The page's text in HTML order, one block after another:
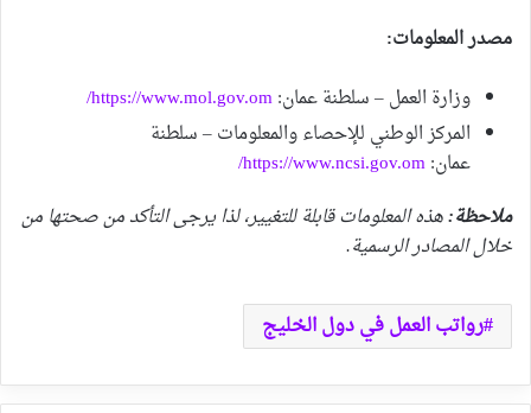
مصدر المعلومات:
وزارة العمل – سلطنة عمان:https://www.mol.gov.om/
المركز الوطني للإحصاء والمعلومات – سلطنة
عمان:https://www.ncsi.gov.om/
ملاحظة:هذه المعلومات قابلة للتغيير، لذا يرجى التأكد من صحتها من
خلال المصادر الرسمية.
رواتب العمل في دول الخليج